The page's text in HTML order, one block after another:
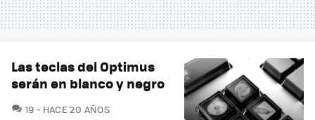
Las teclas del Optimus
serán en blanco y negro
19 COMENTARIOS
HACE 20 AÑOS